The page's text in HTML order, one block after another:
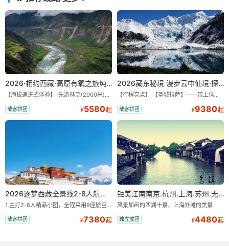
2026·相约西藏·高原有氧之旅纯玩9/11日游
【海拔递进式体验】-先游林芝(2900米)再访拉萨(3650米)，亲测 99%游客零高反 。 【贴心保障】-全程配备便携式制氧机，高反根本不是事儿 ！ 【无人机航拍】-雪山/圣湖/峡谷/古寺民俗深度串联，「随车航拍」大片呈现 。 【特色美食】-石锅鸡热腾腾的烟火气，当地特色烤羊宴，欢快的篝火歌舞 。 【沉浸式体验】-赠送藏装旅拍，夜游布达拉宫，让旅程成为有温度的记忆 。 【绝美风光】-醉美318穿越云端，林芝秘境藏地江南，羊卓雍措上帝打翻的调色盘 。
散客拼团 ¥5580起
2026藏东秘境 漫步云中仙境·探秘世外桃源·纯玩11/13日
【行程亮点】 【圣城拉萨】——带上信心与信仰去西藏，行吟拉萨，感受这座城与生俱来的与众不同！ 【布达拉宫】——集宫殿城堡寺院于一体的宏伟建筑，是西藏最完整的古代宫堡建筑群！ 【巴松措】——西藏首个自然风景类国家5A级旅游风景区 【鲁朗小镇】——藏语龙王谷，神仙居住的地方 【米堆冰川】——中国三大海洋冰川之一 【然乌湖】——静谧然乌，它的静和蓝远近闻名！ 【莲花秘境墨脱】——隐藏的莲花、云里雾里，雪山之下，被称为“中国最后一个世外桃源”。 【雅鲁藏布大峡谷】——世界最深最长的河流峡谷，地球上“最后的秘境”，“最美的伤痕”！ 【索松村】——索松村位于西藏林芝地区，是一个被誉为“藏地最美村庄”的地方！ 【南迦巴瓦峰】——南迦巴瓦峰用“长矛直刺苍穹”形容它，尤其它的日落金山，气吞山河 【特别赠送】——藏装写真、哈达礼遇、缓解高反 便携式氧气1瓶/人
散客拼团 ¥9380起
2026逐梦西藏全景线2-8人航空座椅小团
1.主打2-8人精品小团，全程采用9座航空座椅车型（360度环抱式座舱），提供VIP级别的舒适出行体验 。供氧保障： 2.全程入住舒适型含氧酒店（低海拔的索松村和林芝除外），并贴心赠送3L氧气和大衣，极大缓解游客的高原反应焦虑 。 3.不走回头路：路线经过精心策划，全程不走回头路，主打深度边境游，随走随停 。 深度纯玩：主打“深度纯玩·精华景点”，把时间全部留给心中的震撼与眼中的美景 。 最长国道：打卡中国最长国道219，畅游珠峰东坡 。
散客拼团 ¥7380起
钜美江南南京.杭州.上海.苏州.无锡+双水乡“乌镇.西塘”双飞8日游【一价全含零自费】
风景如画的西湖十景，上海外滩的美景
独立成团 ¥4480起